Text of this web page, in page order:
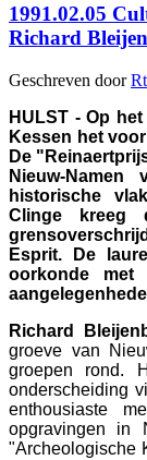
1991.02.05
Richard
Geschreven door
HULST - Op
Kessen het
De
Nieuw-
historische
Clinge kreeg
Esprit. De
oorkonde
Richard
groeve van
groepen rond.
onderscheiding
enthousiaste
opgravingen in
"Archeologische